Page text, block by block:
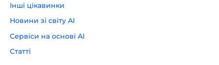
Інші цікавинки
Новини зі світу AI
Сервіси на основі AI
Статті